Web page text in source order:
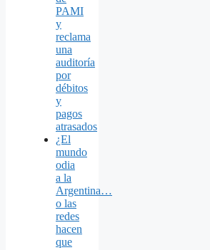
PAMI
y
reclama
una
auditoría
por
débitos
y
pagos
atrasados
¿El
mundo
odia
a la
Argentina…
o las
redes
hacen
que